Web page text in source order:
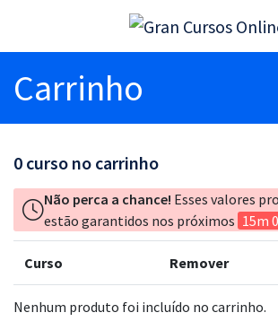
Carrinho
0 curso no carrinho
Não perca a chance! Esses valores
estão garantidos nos próximos 15m
Curso Remover
Nenhum produto foi incluído no carrinho.